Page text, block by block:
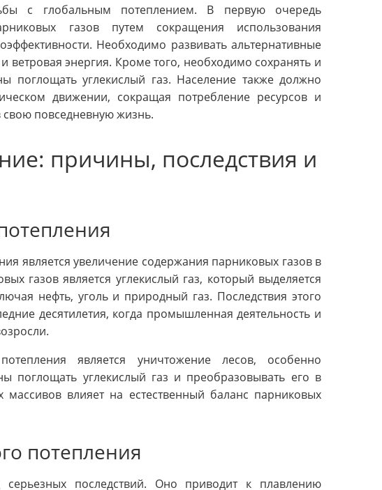
с глобальным потеплением. В первую очередь
газов путем сокращения использования
Необходимо развивать альтернативные
ветровая энергия. Кроме того, необходимо сохранять и
поглощать углекислый газ. Население также должно
движении, сокращая потребление ресурсов и
свою повседневную жизнь.
причины, последствия и
является увеличение содержания парниковых газов в
газов является углекислый газ, который выделяется
нефть, уголь и природный газ. Последствия этого
десятилетия, когда промышленная деятельность и
является уничтожение лесов, особенно
поглощать углекислый газ и преобразовывать его в
влияет на естественный баланс парниковых
потепления
серьезных последствий. Оно приводит к плавлению